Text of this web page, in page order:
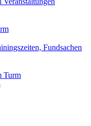
Fundsachen
Turm